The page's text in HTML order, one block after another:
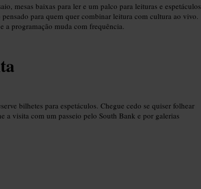
mesas baixas para ler e um palco para leituras e espetáculos
para quem quer combinar leitura com cultura ao vivo.
a programação muda com frequência.
bilhetes para espetáculos. Chegue cedo se quiser folhear
a visita com um passeio pelo South Bank e por galerias